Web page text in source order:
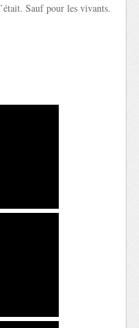
Sauf pour les vivants.